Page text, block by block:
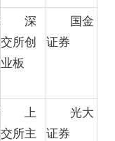
深
交所创
业板
国金
证券
上
交所主
光大
证券